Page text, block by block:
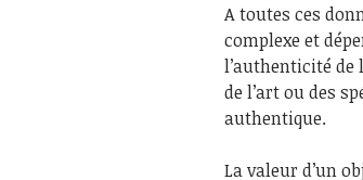
A toutes ces
complexe et
l’authenticité de
de l’art ou des
authentique.
La valeur d’un